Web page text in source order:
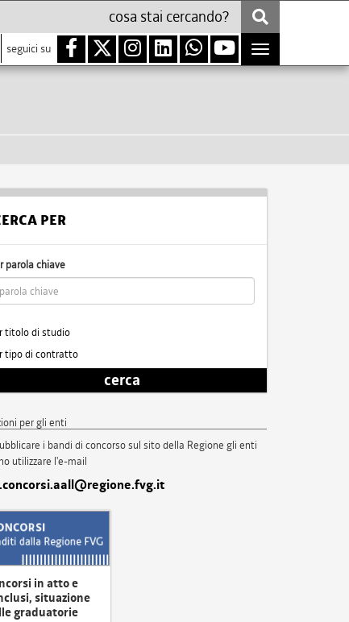
seguici su
Toggle
navigation
PER
parola chiave
titolo di studio
tipo di contratto
cerca
per gli enti
i bandi di concorso sul sito della Regione gli enti
utilizzare l'e-mail
in atto e
situazione
graduatorie